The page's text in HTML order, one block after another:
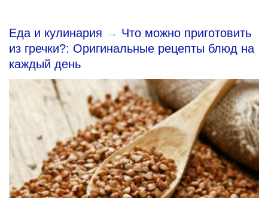
Еда и кулинария → Что можно приготовить
из гречки?: Оригинальные рецепты блюд на
каждый день